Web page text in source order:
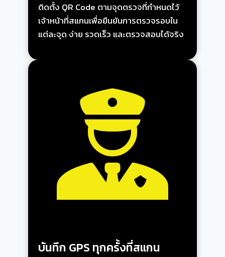
ติดตั้ง QR Code ตามจุดตรวจที่กำหนดไว้
เจ้าหน้าที่สแกนเพื่อยืนยันการตรวจรอบใน
แต่ละจุด ง่าย รวดเร็ว และตรวจสอบได้จริง
บันทึก GPS ทุกครั้งที่สแกน